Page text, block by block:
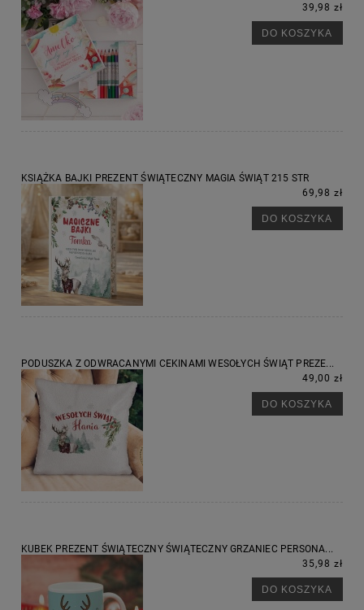
39,98 zł
DO KOSZYKA
KSIĄŻKA BAJKI PREZENT ŚWIĄTECZNY MAGIA ŚWIĄT 215 STR
69,98 zł
DO KOSZYKA
PODUSZKA Z ODWRACANYMI CEKINAMI WESOŁYCH ŚWIĄT PREZE...
49,00 zł
DO KOSZYKA
KUBEK PREZENT ŚWIĄTECZNY ŚWIĄTECZNY GRZANIEC PERSONA...
35,98 zł
DO KOSZYKA